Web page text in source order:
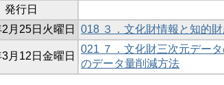
発行日
月25日火曜日
018 ３．文化財情報と知的
月12日金曜日
021 ７．文化財三次元デー
のデータ量削減方法